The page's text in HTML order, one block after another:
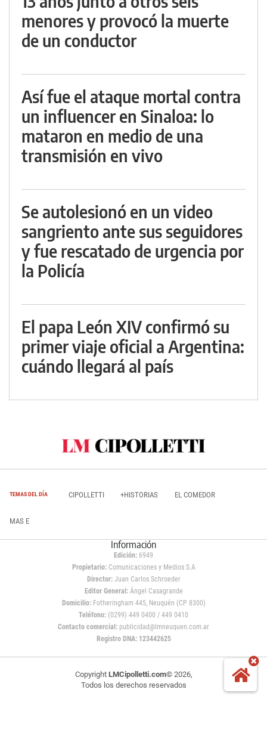
menores y provocó la muerte
de un conductor
Así fue el ataque mortal contra
un influencer en Sinaloa: lo
mataron en medio de una
transmisión en vivo
Se autolesionó en un video
sangriento ante sus seguidores
y fue rescatado de urgencia por
la Policía
El papa León XIV confirmó su
primer viaje oficial a Argentina:
cuándo llegará al país
TEMAS DEL DÍA CIPOLLETTI +HISTORIAS EL COMEDOR
MAS E
Información
Edición: 6949
Propietario:Comunicaciones y Medios S.A
Director: Juan Carlos Schroeder
Editor General:Ángel Casagrande
Domicilio:Fotheringham 445, Neuquén (CP 8300)
Teléfono: (0299) 449 0400 / 449 0410
Contacto comercial: publicidad@lmneuquen.com.ar
Registro DNA: 123442625
Copyright LMCipolletti.com© 2026,
Todos los derechos reservados